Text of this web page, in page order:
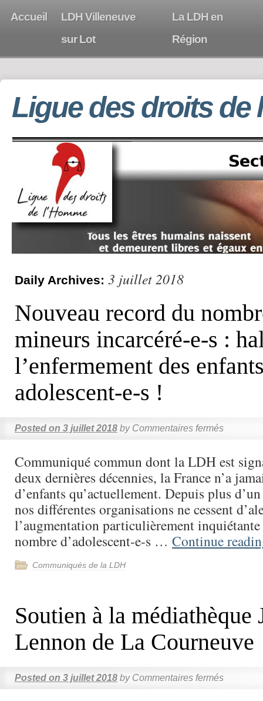
Accueil
LDH Villeneuve
sur Lot
La LDH en
Région
Ligue des droits de
Daily Archives: 3 juillet 2018
Nouveau record du
mineurs incarcéré-e-s :
l’enfermement des
adolescent-e-s !
Posted on 3 juillet 2018 by Commentaires fermés
Communiqué commun dont la LDH est
deux dernières décennies, la France n’a
d’enfants qu’actuellement. Depuis plus
nos différentes organisations ne cessent
l’augmentation particulièrement
nombre d’adolescent-e-s … Continue
Communiqués de la LDH
Soutien à la médiathèque
Lennon de La Courneuve
Posted on 3 juillet 2018 by Commentaires fermés